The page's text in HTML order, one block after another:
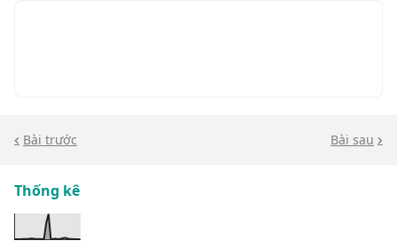
Bài trước Bài sau
Thống kê